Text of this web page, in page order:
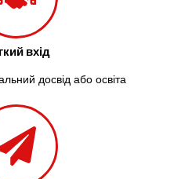
вхід
досвід або освіта